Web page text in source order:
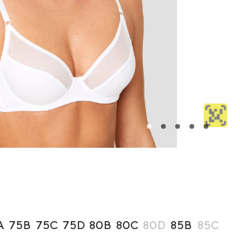
75B 75C 75D 80B 80C 80D 85B 85C